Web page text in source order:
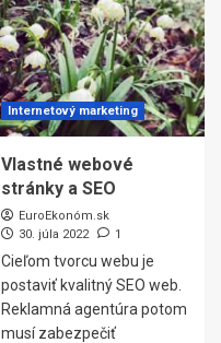
Internetový marketing
Vlastné webové
stránky a SEO
EuroEkonóm.sk
30. júla 2022
1
Cieľom tvorcu webu je
postaviť kvalitný SEO web.
Reklamná agentúra potom
musí zabezpečiť